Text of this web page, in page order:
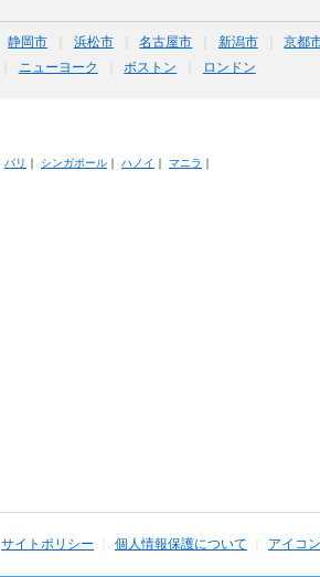
静岡市 浜松市 名古屋市 新潟市 京都
ニューヨーク ボストン ロンドン
パリ ｜ シンガポール｜ ハノイ ｜ マニラ ｜
サイトポリシー 個人情報保護について アイコ